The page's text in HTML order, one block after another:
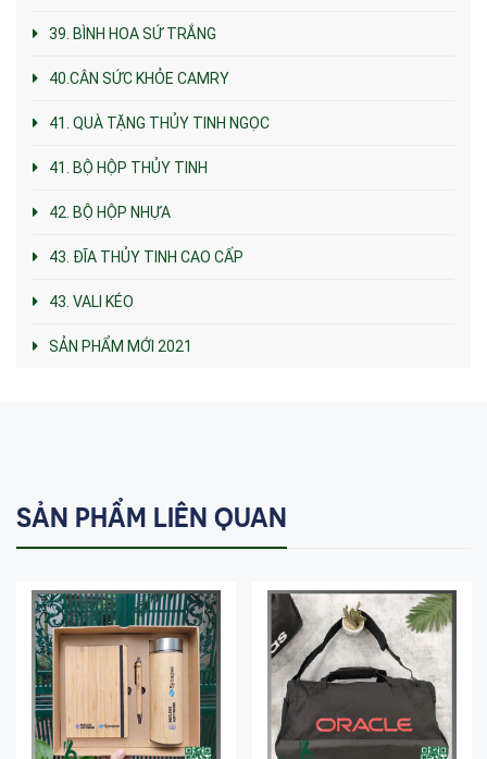
39. BÌNH HOA SỨ TRẮNG
40.CÂN SỨC KHỎE CAMRY
41. QUÀ TẶNG THỦY TINH NGỌC
41. BỘ HỘP THỦY TINH
42. BỘ HỘP NHỰA
43. ĐĨA THỦY TINH CAO CẤP
43. VALI KÉO
SẢN PHẨM MỚI 2021
SẢN PHẨM LIÊN QUAN